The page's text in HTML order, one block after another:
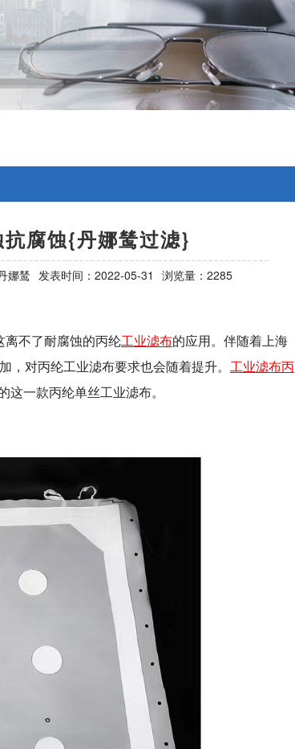
腐蚀{丹娜鸶过滤}
娜鸶 发表时间：2022-05-31 浏览量：2285
离不了耐腐蚀的丙纶工业滤布的应用。伴随着上海
，对丙纶工业滤布要求也会随着提升。 工业滤布丙
这一款丙纶单丝工业滤布。